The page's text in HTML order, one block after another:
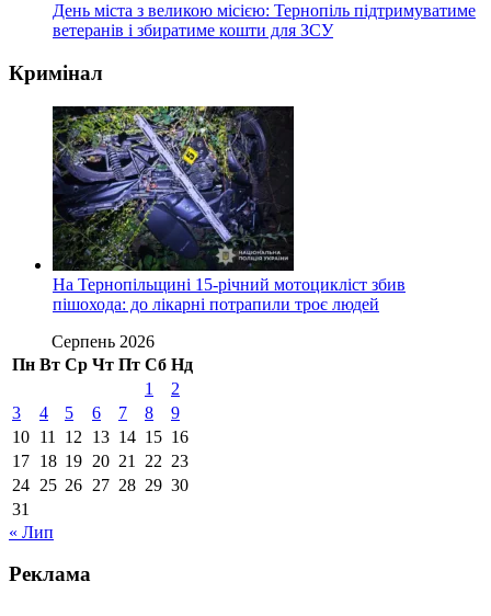
День міста з великою місією: Тернопіль підтримуватиме
ветеранів і збиратиме кошти для ЗСУ
Кримінал
На Тернопільщині 15-річний мотоцикліст збив
пішохода: до лікарні потрапили троє людей
Серпень 2026
Пн Вт Ср Чт Пт Сб Нд
1
2
3
4 5 6 7 8
9
10 11 12 13 14 15 16
17 18 19 20 21 22 23
24 25 26 27 28 29 30
31
« Лип
Реклама